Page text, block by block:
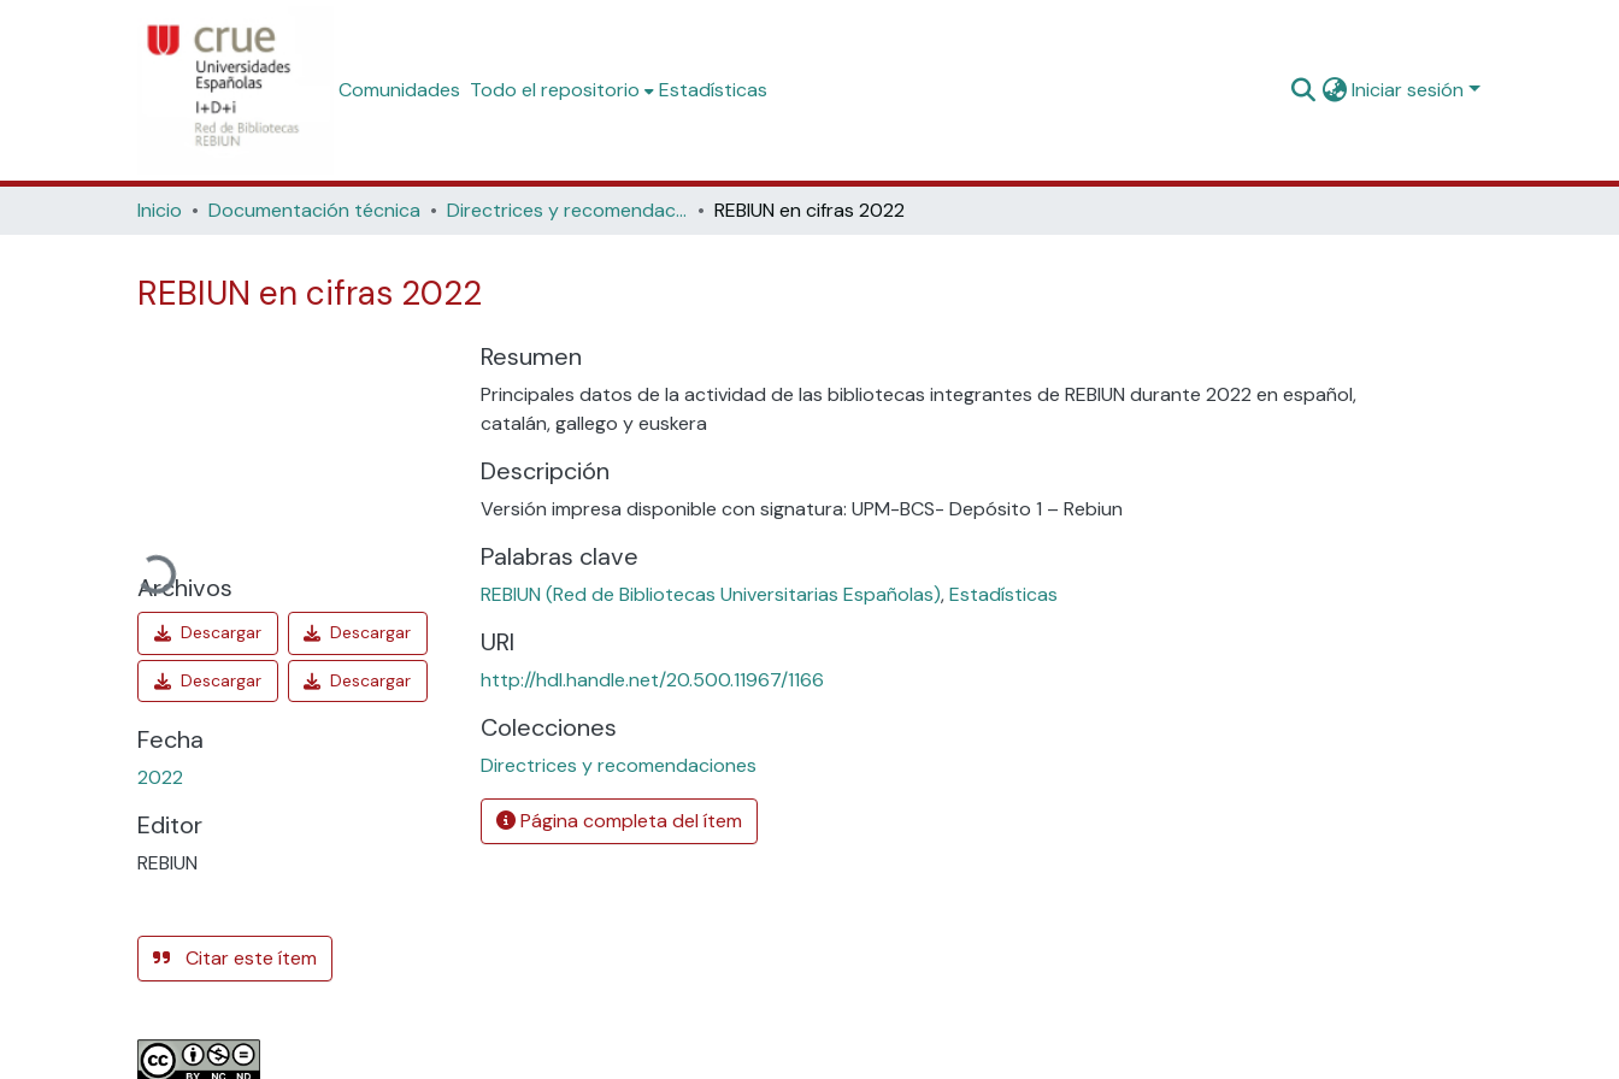
Comunidades Todo el repositorio Estadísticas Iniciar sesión
Inicio Documentación técnica Directrices y recomendaciones REBIUN en cifras 2022
REBIUN en cifras 2022
Cargando...
Archivos
Fecha
2022
Editor
REBIUN
Citar este ítem
Resumen
Principales datos de la actividad de las bibliotecas integrantes de REBIUN durante 2022 en español,
catalán, gallego y euskera
Descripción
Versión impresa disponible con signatura: UPM-BCS- Depósito 1 – Rebiun
Palabras clave
REBIUN (Red de Bibliotecas Universitarias Españolas),Estadísticas
URI
http://hdl.handle.net/20.500.11967/1166
Colecciones
Directrices y recomendaciones
Página completa del ítem